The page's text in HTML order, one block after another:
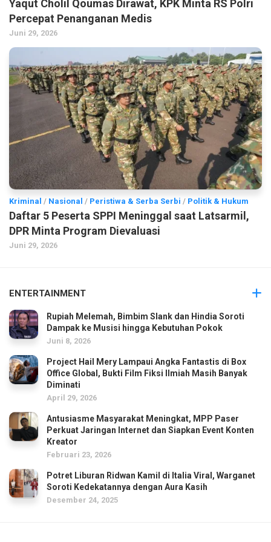
Yaqut Cholil Qoumas Dirawat, KPK Minta RS Polri
Percepat Penanganan Medis
Juni 29, 2026
Kriminal / Nasional / Peristiwa & Serba Serbi / Politik & Hukum
Daftar 5 Peserta SPPI Meninggal saat Latsarmil,
DPR Minta Program Dievaluasi
Juni 29, 2026
ENTERTAINMENT
Rupiah Melemah, Bimbim Slank dan Hindia Soroti
Dampak ke Musisi hingga Kebutuhan Pokok
Juni 8, 2026
Project Hail Mery Lampaui Angka Fantastis di Box
Office Global, Bukti Film Fiksi Ilmiah Masih Banyak
Diminati
April 29, 2026
Antusiasme Masyarakat Meningkat, MPP Paser
Perkuat Jaringan Internet dan Siapkan Event Konten
Kreator
Februari 23, 2026
Potret Liburan Ridwan Kamil di Italia Viral, Warganet
Soroti Kedekatannya dengan Aura Kasih
Desember 24, 2025